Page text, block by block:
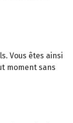
Vous êtes ainsi
moment sans